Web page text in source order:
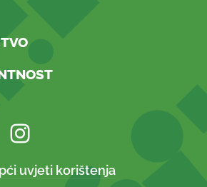
uvjeti korištenja